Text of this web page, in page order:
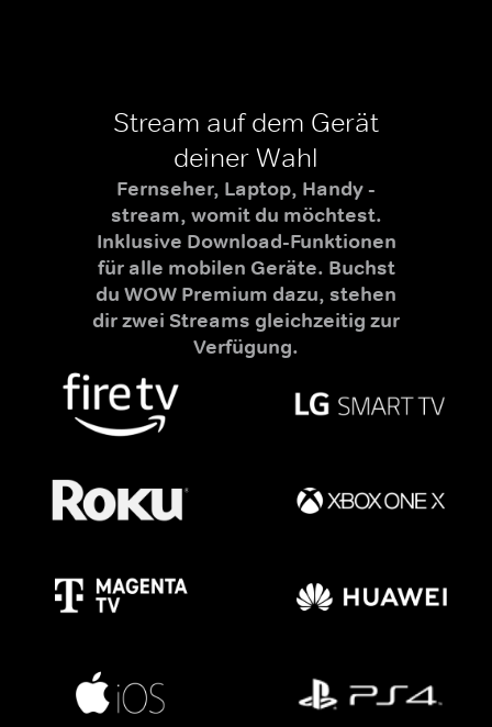
Stream auf dem Gerät
deiner Wahl
Fernseher, Laptop, Handy -
stream, womit du möchtest.
Inklusive Download-Funktionen
für alle mobilen Geräte. Buchst
du WOW Premium dazu, stehen
dir zwei Streams gleichzeitig zur
Verfügung.